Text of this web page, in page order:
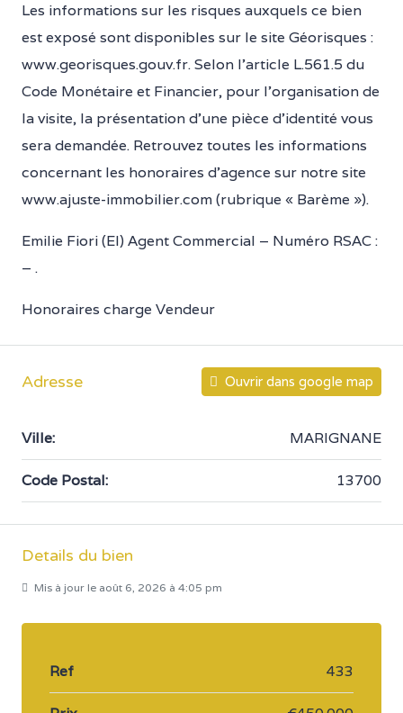
Les informations sur les risques auxquels ce bien
est exposé sont disponibles sur le site Géorisques :
www.georisques.gouv.fr. Selon l’article L.561.5 du
Code Monétaire et Financier, pour l’organisation de
la visite, la présentation d’une pièce d’identité vous
sera demandée. Retrouvez toutes les informations
concernant les honoraires d’agence sur notre site
www.ajuste-immobilier.com (rubrique « Barème »).
Emilie Fiori (EI) Agent Commercial – Numéro RSAC :
– .
Honoraires charge Vendeur
Adresse Ouvrir dans google map
Ville: MARIGNANE
Code Postal: 13700
Details du bien
Mis à jour le août 6, 2026 à 4:05 pm
Ref 433